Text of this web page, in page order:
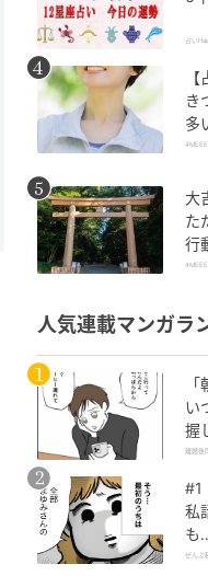
占い
き
多
4MEEE
大
た
行
4MEEE
人気連載マンガラ
い
握
離婚後
#1
私
も
ぜんぶ